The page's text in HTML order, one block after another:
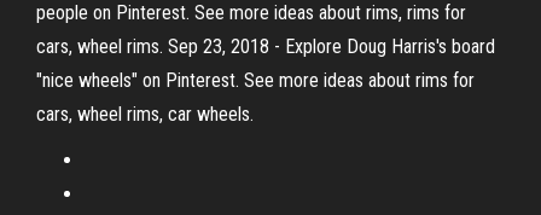
people on Pinterest. See more ideas about rims, rims for
cars, wheel rims. Sep 23, 2018 - Explore Doug Harris's board
"nice wheels" on Pinterest. See more ideas about rims for
cars, wheel rims, car wheels.